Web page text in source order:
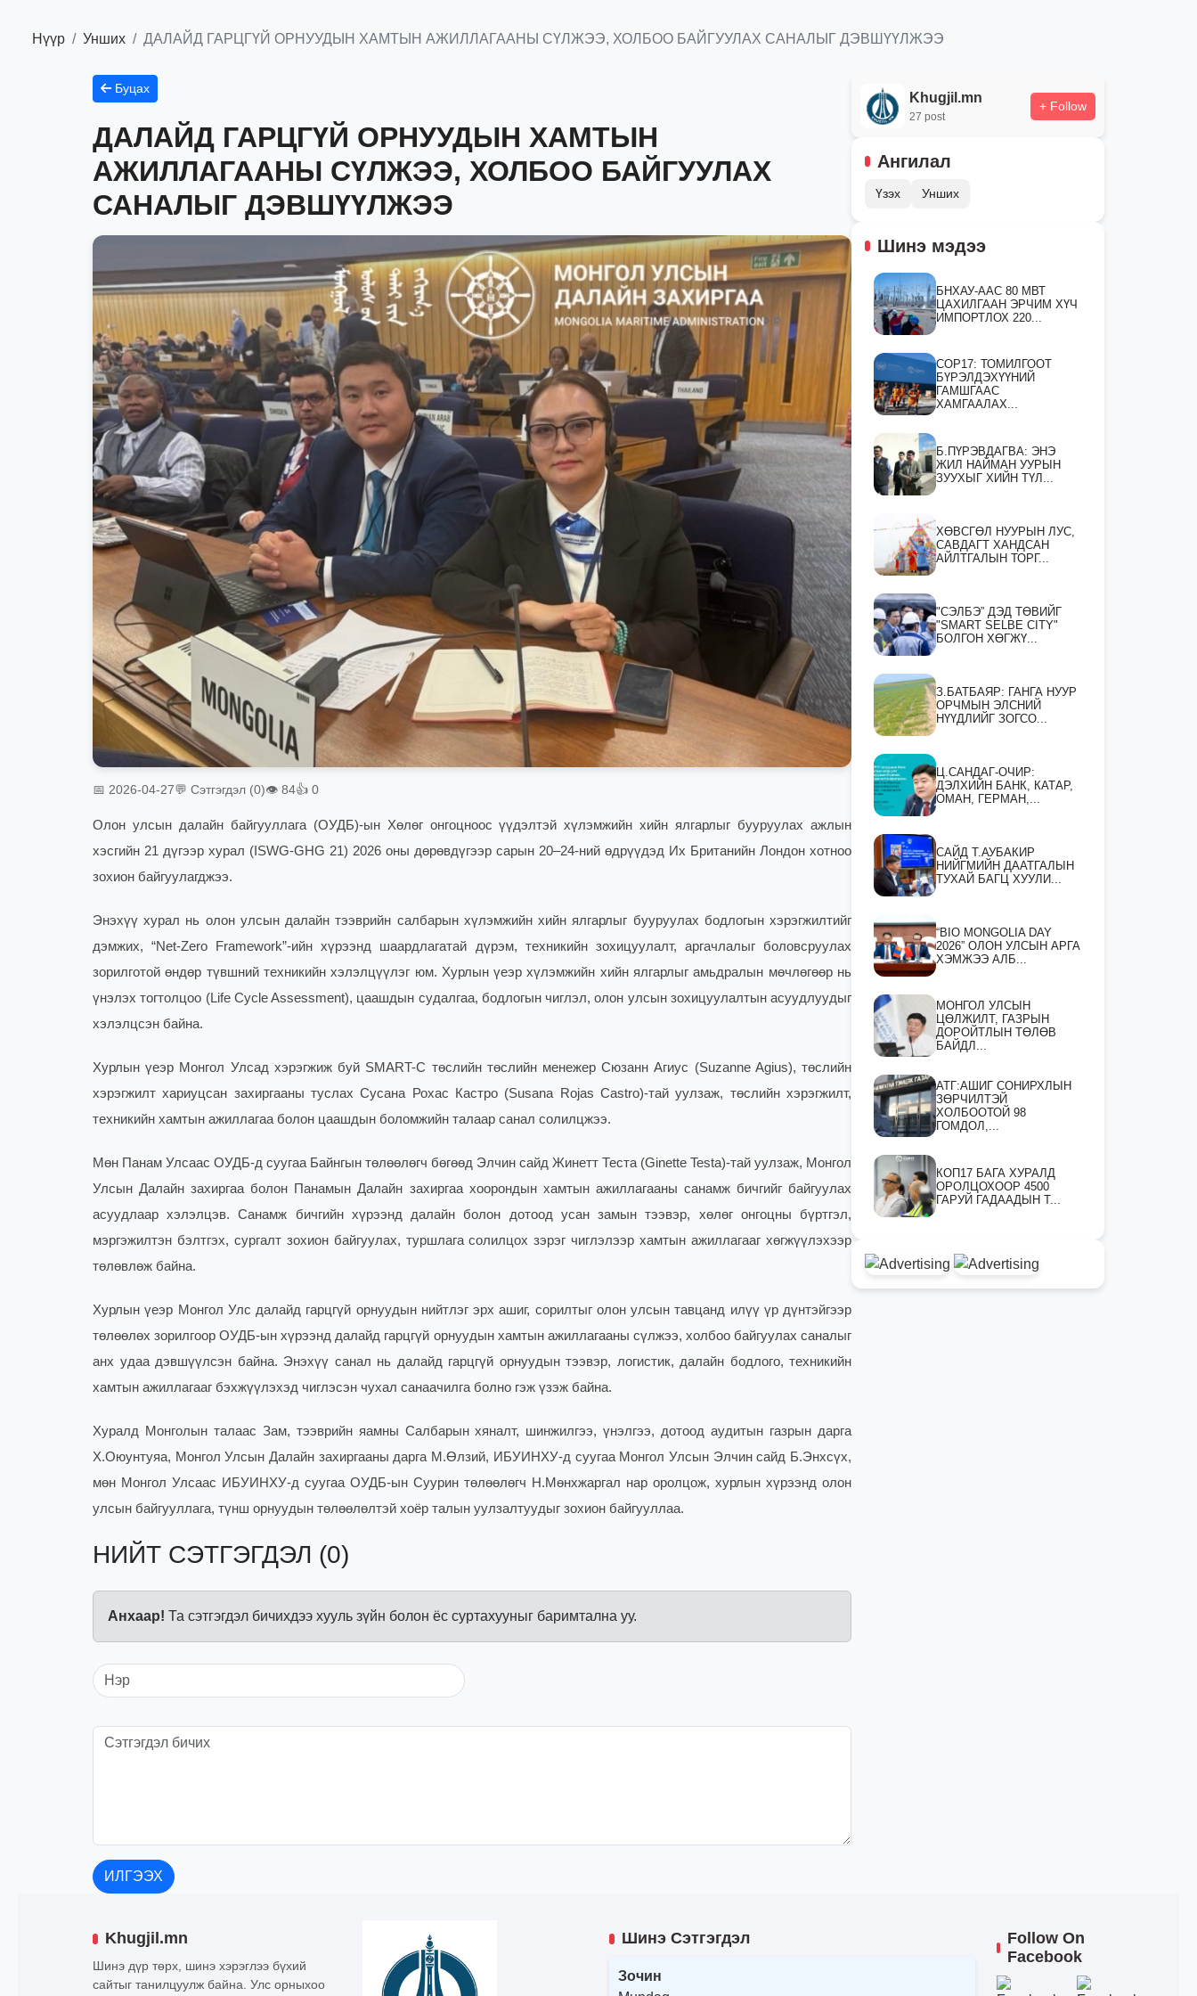
Нүүр Унших ДАЛАЙД ГАРЦГҮЙ ОРНУУДЫН ХАМТЫН АЖИЛЛАГААНЫ СҮЛЖЭЭ, ХОЛБОО БАЙГУУЛАХ САНАЛЫГ ДЭВШҮҮЛЖЭЭ
Буцах
ДАЛАЙД ГАРЦГҮЙ ОРНУУДЫН ХАМТЫН
АЖИЛЛАГААНЫ СҮЛЖЭЭ, ХОЛБОО БАЙГУУЛАХ
САНАЛЫГ ДЭВШҮҮЛЖЭЭ
📅 2026-04-27💬 Сэтгэгдэл (0)👁 84👍 0
Олон улсын далайн байгууллага (ОУДБ)-ын Хөлөг онгоцноос үүдэлтэй хүлэмжийн хийн ялгарлыг бууруулах ажлын
хэсгийн 21 дүгээр хурал (ISWG-GHG 21) 2026 оны дөрөвдүгээр сарын 20–24-ний өдрүүдэд Их Британийн Лондон хотноо
зохион байгуулагджээ.
Энэхүү хурал нь олон улсын далайн тээврийн салбарын хүлэмжийн хийн ялгарлыг бууруулах бодлогын хэрэгжилтийг
дэмжих, “Net-Zero Framework”-ийн хүрээнд шаардлагатай дүрэм, техникийн зохицуулалт, аргачлалыг боловсруулах
зорилготой өндөр түвшний техникийн хэлэлцүүлэг юм. Хурлын үеэр хүлэмжийн хийн ялгарлыг амьдралын мөчлөгөөр нь
үнэлэх тогтолцоо (Life Cycle Assessment), цаашдын судалгаа, бодлогын чиглэл, олон улсын зохицуулалтын асуудлуудыг
хэлэлцсэн байна.
Хурлын үеэр Монгол Улсад хэрэгжиж буй SMART-C төслийн төслийн менежер Сюзанн Агиус (Suzanne Agius), төслийн
хэрэгжилт хариуцсан захиргааны туслах Сусана Рохас Кастро (Susana Rojas Castro)-тай уулзаж, төслийн хэрэгжилт,
техникийн хамтын ажиллагаа болон цаашдын боломжийн талаар санал солилцжээ.
Мөн Панам Улсаас ОУДБ-д суугаа Байнгын төлөөлөгч бөгөөд Элчин сайд Жинетт Теста (Ginette Testa)-тай уулзаж, Монгол
Улсын Далайн захиргаа болон Панамын Далайн захиргаа хоорондын хамтын ажиллагааны санамж бичгийг байгуулах
асуудлаар хэлэлцэв. Санамж бичгийн хүрээнд далайн болон дотоод усан замын тээвэр, хөлөг онгоцны бүртгэл,
мэргэжилтэн бэлтгэх, сургалт зохион байгуулах, туршлага солилцох зэрэг чиглэлээр хамтын ажиллагааг хөгжүүлэхээр
төлөвлөж байна.
Хурлын үеэр Монгол Улс далайд гарцгүй орнуудын нийтлэг эрх ашиг, сорилтыг олон улсын тавцанд илүү үр дүнтэйгээр
төлөөлөх зорилгоор ОУДБ-ын хүрээнд далайд гарцгүй орнуудын хамтын ажиллагааны сүлжээ, холбоо байгуулах саналыг
анх удаа дэвшүүлсэн байна. Энэхүү санал нь далайд гарцгүй орнуудын тээвэр, логистик, далайн бодлого, техникийн
хамтын ажиллагааг бэхжүүлэхэд чиглэсэн чухал санаачилга болно гэж үзэж байна.
Хуралд Монголын талаас Зам, тээврийн яамны Салбарын хяналт, шинжилгээ, үнэлгээ, дотоод аудитын газрын дарга
Х.Оюунтуяа, Монгол Улсын Далайн захиргааны дарга М.Өлзий, ИБУИНХУ-д суугаа Монгол Улсын Элчин сайд Б.Энхсүх,
мөн Монгол Улсаас ИБУИНХУ-д суугаа ОУДБ-ын Суурин төлөөлөгч Н.Мөнхжаргал нар оролцож, хурлын хүрээнд олон
улсын байгууллага, түнш орнуудын төлөөлөлтэй хоёр талын уулзалтуудыг зохион байгууллаа.
НИЙТ СЭТГЭГДЭЛ (0)
Анхаар! Та сэтгэгдэл бичихдээ хууль зүйн болон ёс суртахууныг баримтална уу.
ИЛГЭЭХ
Khugjil.mn
27 post
+ Follow
Ангилал
Үзэх Унших
Шинэ мэдээ
БНХАУ-ААС 80 МВТ
ЦАХИЛГААН ЭРЧИМ ХҮЧ
ИМПОРТЛОХ 220...
СOP17: ТОМИЛГООТ
БҮРЭЛДЭХҮҮНИЙ
ГАМШГААС
ХАМГААЛАХ...
Б.ПҮРЭВДАГВА: ЭНЭ
ЖИЛ НАЙМАН УУРЫН
ЗУУХЫГ ХИЙН ТҮЛ...
ХӨВСГӨЛ НУУРЫН ЛУС,
САВДАГТ ХАНДСАН
АЙЛТГАЛЫН ТОРГ...
"СЭЛБЭ” ДЭД ТӨВИЙГ
"SMART SELBE CITY"
БОЛГОН ХӨГЖҮ...
З.БАТБАЯР: ГАНГА НУУР
ОРЧМЫН ЭЛСНИЙ
НҮҮДЛИЙГ ЗОГСО...
Ц.САНДАГ-ОЧИР:
ДЭЛХИЙН БАНК, КАТАР,
ОМАН, ГЕРМАН,...
САЙД Т.АУБАКИР
НИЙГМИЙН ДААТГАЛЫН
ТУХАЙ БАГЦ ХУУЛИ...
“BIO MONGOLIA DAY
2026” ОЛОН УЛСЫН АРГА
ХЭМЖЭЭ АЛБ...
МОНГОЛ УЛСЫН
ЦӨЛЖИЛТ, ГАЗРЫН
ДОРОЙТЛЫН ТӨЛӨВ
БАЙДЛ...
АТГ:АШИГ СОНИРХЛЫН
ЗӨРЧИЛТЭЙ
ХОЛБООТОЙ 98
ГОМДОЛ,...
КОП17 БАГА ХУРАЛД
ОРОЛЦОХООР 4500
ГАРУЙ ГАДААДЫН Т...
Khugjil.mn
Шинэ дүр төрх, шинэ хэрэглээ бүхий
сайтыг танилцуулж байна. Улс орныхоо
Шинэ Сэтгэгдэл
Зочин
Follow On
Facebook